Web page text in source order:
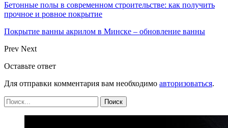
Бетонные полы в современном строительстве: как получить
прочное и ровное покрытие
Покрытие ванны акрилом в Минске – обновление ванны
Prev Next
Оставьте ответ
Для отправки комментария вам необходимо авторизоваться.